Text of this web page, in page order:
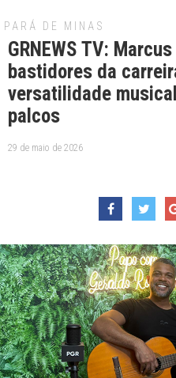
PARÁ DE MINAS
GRNEWS TV:
bastidores da
versatilidade
palcos
29 de maio de 2026